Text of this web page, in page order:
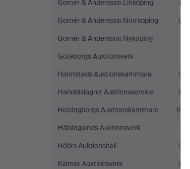
Gomér & Andersson Linköping
(3)
Gomér & Andersson Norrköping
(4)
Gomér & Andersson Nyköping
Göteborgs Auktionsverk
Halmstads Auktionskammare
(9)
Handelslagret Auktionsservice
(5)
Helsingborgs Auktionskammare
(14)
Hälsinglands Auktionsverk
(7)
Höörs Auktionshall
(6)
Kalmar Auktionsverk
(6)